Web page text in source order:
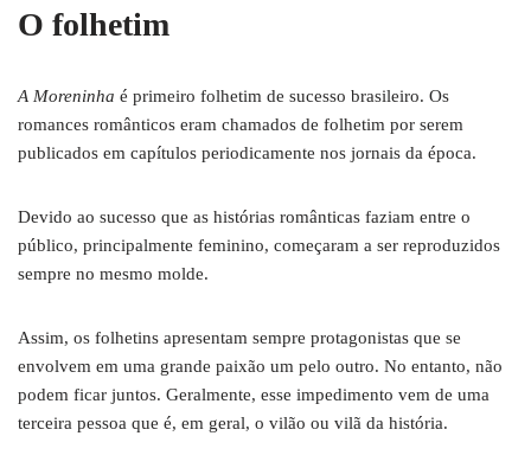
O folhetim
A Moreninha é primeiro folhetim de sucesso brasileiro. Os
romances românticos eram chamados de folhetim por serem
publicados em capítulos periodicamente nos jornais da época.
Devido ao sucesso que as histórias românticas faziam entre o
público, principalmente feminino, começaram a ser reproduzidos
sempre no mesmo molde.
Assim, os folhetins apresentam sempre protagonistas que se
envolvem em uma grande paixão um pelo outro. No entanto, não
podem ficar juntos. Geralmente, esse impedimento vem de uma
terceira pessoa que é, em geral, o vilão ou vilã da história.